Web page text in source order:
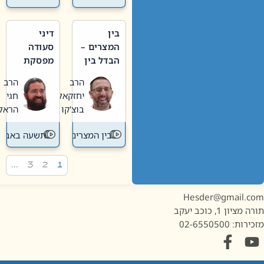
בין
המצרים –
הבדל בין
חדשה
לישנה
הרב
יחזקאל
בוצ'קו
בין המצרים
דיני
סעודה
מפסקת
תשעה
באב
הרב
חגי
הראל
תשעה באב
1, כוכב יעקב
02-6550500